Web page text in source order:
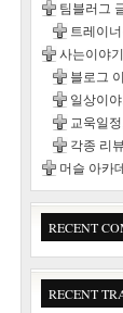
팀블러그
트레이
사는이야
블로그
일상이야
교욱일정
각종 리
머슬 아카
RECENT
RECENT